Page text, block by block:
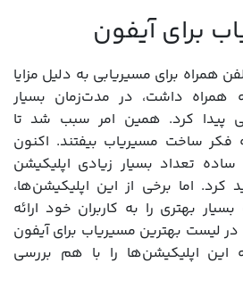
برای آیفون
همراه برای مسیریابی به دلیل مزایا
همراه داشت، در مدت‌زمان بسیار
پیدا کرد. همین امر سبب شد تا
ساخت مسیریاب بیفتند. اکنون
تعداد بسیار زیادی اپلیکیشن
کرد. اما برخی از این اپلیکیشن‌ها،
بهتری را به کاربران خود ارائه
لیست بهترین مسیریاب برای آیفون
این اپلیکیشن‌ها را با هم بررسی